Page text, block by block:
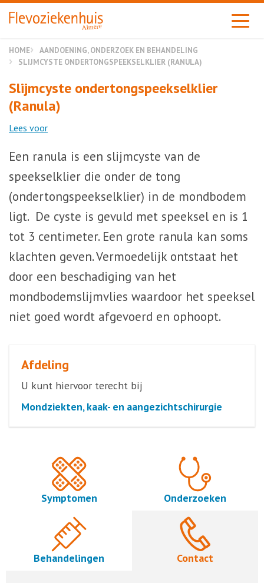
Almere
HOME
AANDOENING, ONDERZOEK EN BEHANDELING
SLIJMCYSTE ONDERTONGSPEEKSELKLIER (RANULA)
Slijmcyste ondertongspeekselklier
(Ranula)
Lees voor
Een ranula is een slijmcyste van de
speekselklier die onder de tong
(ondertongspeekselklier) in de mondbodem
ligt. De cyste is gevuld met speeksel en is 1
tot 3 centimeter. Een grote ranula kan soms
klachten geven. Vermoedelijk ontstaat het
door een beschadiging van het
mondbodemslijmvlies waardoor het speeksel
niet goed wordt afgevoerd en ophoopt.
Afdeling
U kunt hiervoor terecht bij
Mondziekten, kaak- en aangezichtschirurgie
Symptomen Onderzoeken
Behandelingen Contact